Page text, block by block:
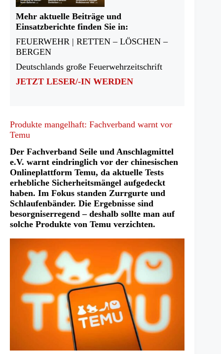
Mehr aktuelle Beiträge und
Einsatzberichte finden Sie in:
FEUERWEHR | RETTEN – LÖSCHEN –
BERGEN
Deutschlands große Feuerwehrzeitschrift
JETZT LESER/-IN WERDEN
Produkte mangelhaft: Fachverband warnt vor
Temu
Der Fachverband Seile und Anschlagmittel
e.V. warnt eindringlich vor der chinesischen
Onlineplattform Temu, da aktuelle Tests
erhebliche Sicherheitsmängel aufgedeckt
haben. Im Fokus standen Zurrgurte und
Schlaufenbänder. Die Ergebnisse sind
besorgniserregend – deshalb sollte man auf
solche Produkte von Temu verzichten.